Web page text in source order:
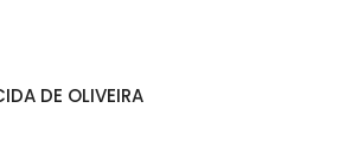
DE OLIVEIRA